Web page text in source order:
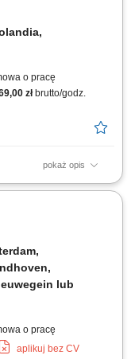
duże i ciężkie
o pracę
złbrutto/godz.
pokaż opis
towarów
na brakujące
palet;
lub
o pracę
aplikuj bez CV